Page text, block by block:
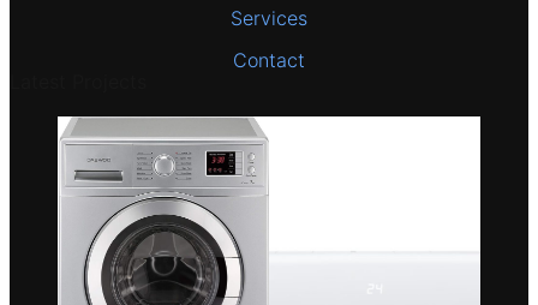
Services
Contact